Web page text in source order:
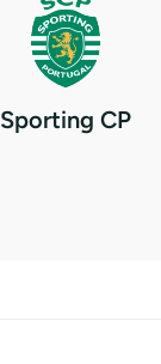
Sporting CP